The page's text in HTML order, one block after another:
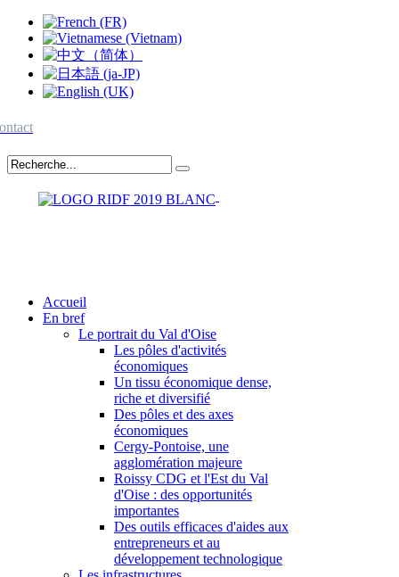
Accueil
En bref
Le portrait du Val d'Oise
Les pôles d'activités
économiques
Un tissu économique dense,
riche et diversifié
Des pôles et des axes
économiques
Cergy-Pontoise, une
agglomération majeure
Roissy CDG et l'Est du Val
d'Oise : des opportunités
importantes
Des outils efficaces d'aides aux
entrepreneurs et au
développement technologique